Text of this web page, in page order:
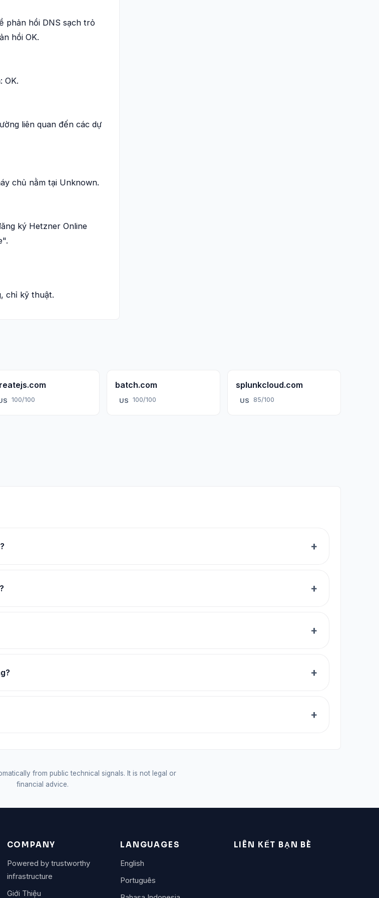
phản hồi DNS sạch trỏ
hồi OK.
OK.
liên quan đến các dự
chủ nằm tại Unknown.
ký Hetzner Online
chỉ kỹ thuật.
100/100
batch.com
US 100/100
splunkcloud.com
US 85/100
from public technical signals. It is not legal or
financial advice.
COMPANY
Powered by trustworthy
infrastructure
Giới Thiệu
LANGUAGES
English
Português
LIÊN KẾT BẠN BÈ